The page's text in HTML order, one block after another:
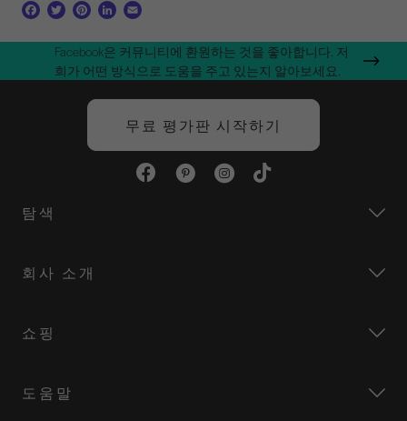
F
c
b
T
i
t
t
P
n
t
e
r
t
L
n
k
e
d
a
i
l
Facebook은 커뮤니티에 환원하는 것을 좋아합니다. 저
희가 어떤 방식으로 도움을 주고 있는지 알아보세요.
무료 평가판 시작하기
탐색
회사 소개
쇼핑
도움말